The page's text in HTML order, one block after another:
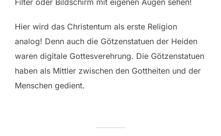
Filter oder Bildschirm mit eigenen Augen sehen!
Hier wird das Christentum als erste Religion
analog! Denn auch die Götzenstatuen der Heiden
waren digitale Gottesverehrung. Die Götzenstatuen
haben als Mittler zwischen den Gottheiten und der
Menschen gedient.